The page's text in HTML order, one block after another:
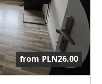
from PLN26.00